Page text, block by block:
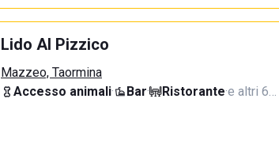
Lido Al Pizzico
Mazzeo, Taormina
Accesso animali· Bar· Ristorante·e altri 6…